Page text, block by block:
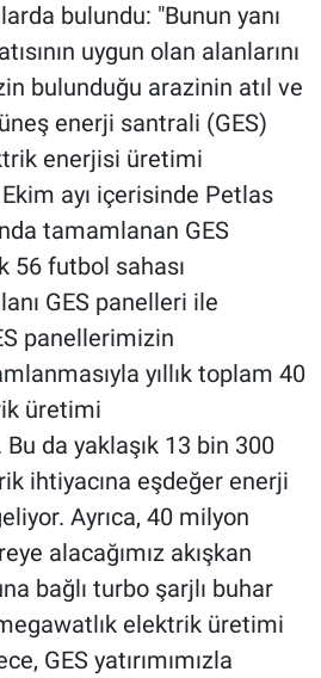
bulundu: "Bunun yanı
uygun olan alanlarını
bulunduğu arazinin atıl ve
enerji santrali (GES)
enerjisi üretimi
ayı içerisinde Petlas
tamamlanan GES
56 futbol sahası
GES panelleri ile
panellerimizin
yıllık toplam 40
üretimi
da yaklaşık 13 bin 300
ihtiyacına eşdeğer enerji
Ayrıca, 40 milyon
alacağımız akışkan
bağlı turbo şarjlı buhar
elektrik üretimi
GES yatırımımızla